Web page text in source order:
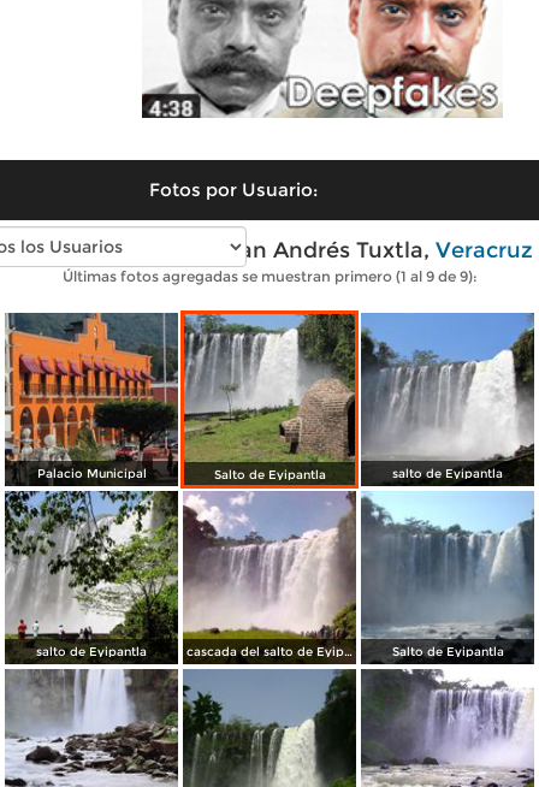
Fotos por Usuario:
Fotos modernas de San Andrés Tuxtla, Veracruz
Últimas fotos agregadas se muestran primero (1 al 9 de 9):
Palacio Municipal Salto de Eyipantla salto de Eyipantla
salto de Eyipantla cascada del salto de Eyipantla Salto de Eyipantla